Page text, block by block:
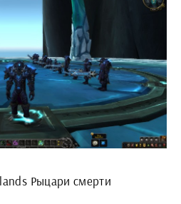
Рыцари смерти